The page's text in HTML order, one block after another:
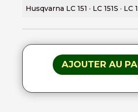
Husqvarna LC 151 · LC 151S · LC
AJOUTER AU